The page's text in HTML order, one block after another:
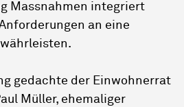
Massnahmen integriert
an eine
gedachte der Einwohnerrat
Müller, ehemaliger